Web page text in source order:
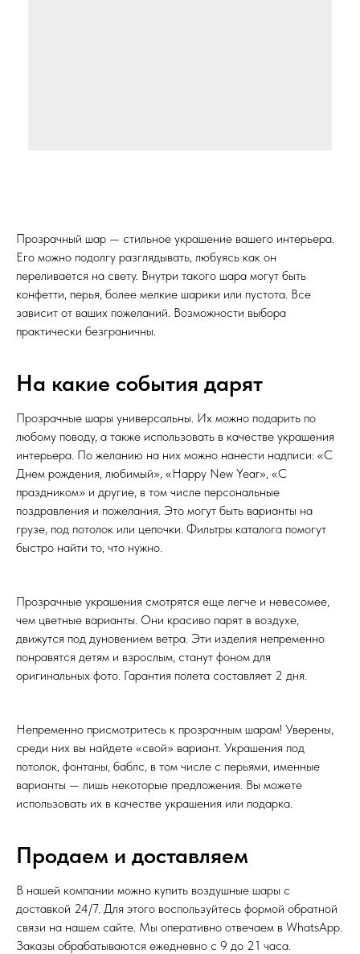
Прозрачный шар — стильное украшение вашего интерьера.
Его можно подолгу разглядывать, любуясь как он
переливается на свету. Внутри такого шара могут быть
конфетти, перья, более мелкие шарики или пустота. Все
зависит от ваших пожеланий. Возможности выбора
практически безграничны.
На какие события дарят
Прозрачные шары универсальны. Их можно подарить по
любому поводу, а также использовать в качестве украшения
интерьера. По желанию на них можно нанести надписи: «С
Днем рождения, любимый», «Happy New Year», «С
праздником» и другие, в том числе персональные
поздравления и пожелания. Это могут быть варианты на
грузе, под потолок или цепочки. Фильтры каталога помогут
быстро найти то, что нужно.
Прозрачные украшения смотрятся еще легче и невесомее,
чем цветные варианты. Они красиво парят в воздухе,
движутся под дуновением ветра. Эти изделия непременно
понравятся детям и взрослым, станут фоном для
оригинальных фото. Гарантия полета составляет 2 дня.
Непременно присмотритесь к прозрачным шарам! Уверены,
среди них вы найдете «свой» вариант. Украшения под
потолок, фонтаны, баблс, в том числе с перьями, именные
варианты — лишь некоторые предложения. Вы можете
использовать их в качестве украшения или подарка.
Продаем и доставляем
В нашей компании можно купить воздушные шары с
доставкой 24/7. Для этого воспользуйтесь формой обратной
связи на нашем сайте. Мы оперативно отвечаем в WhatsApp.
Заказы обрабатываются ежедневно с 9 до 21 часа.